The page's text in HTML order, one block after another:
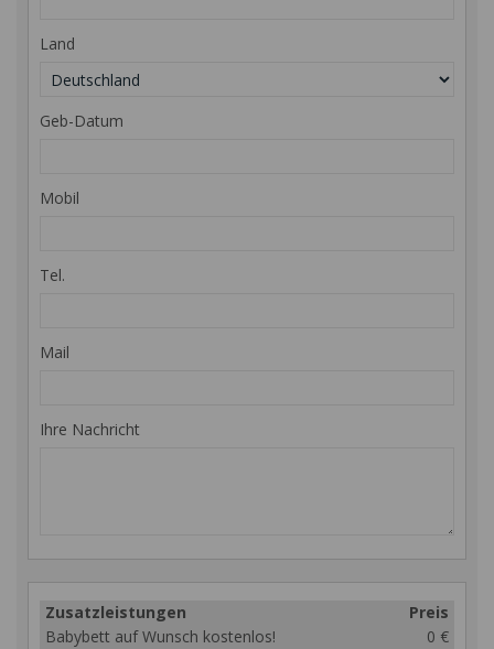
Land
Geb-Datum
Mobil
Tel.
Mail
Ihre Nachricht
Zusatzleistungen
Babybett auf Wunsch kostenlos!
Preis
0 €